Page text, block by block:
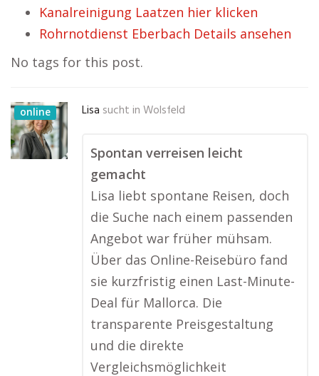
Kanalreinigung Laatzen hier klicken
Rohrnotdienst Eberbach Details ansehen
No tags for this post.
online Lisa sucht in Wolsfeld
Spontan verreisen leicht
gemacht
Lisa liebt spontane Reisen, doch
die Suche nach einem passenden
Angebot war früher mühsam.
Über das Online-Reisebüro fand
sie kurzfristig einen Last-Minute-
Deal für Mallorca. Die
transparente Preisgestaltung
und die direkte
Vergleichsmöglichkeit